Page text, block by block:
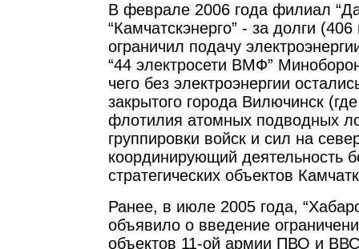
В феврале 2006 года филиал
“Камчатскэнерго” - за долги
ограничил подачу
“44 электросети ВМФ”
чего без электроэнергии
закрытого города Вилючинск
флотилия атомных подводных
группировки войск и сил на
координирующий деятельность
стратегических объектов
Ранее, в июле 2005 года,
объявило о введение
объектов 11-ой армии ПВО и